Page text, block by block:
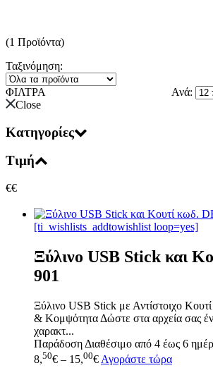
(1 Προϊόντα)
Ταξινόμηση:
Ανά:
ΦΙΛΤΡΑ
Close
Κατηγορίες
Τιμή
€€
[ti_wishlists_addtowishlist loop=yes]
Ξύλινο USB Stick και
901
Ξύλινο USB Stick με Αντίστοιχο
& Κομψότητα Δώστε στα αρχεία σας
χαρακτ...
Παράδοση Διαθέσιμο από 4 έως 6
8,50€ – 15,00€ Αγοράστε τώρα